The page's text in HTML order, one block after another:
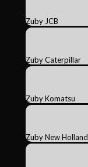
Zuby JCB
Zuby Caterpillar
Zuby Komatsu
Zuby New Holland